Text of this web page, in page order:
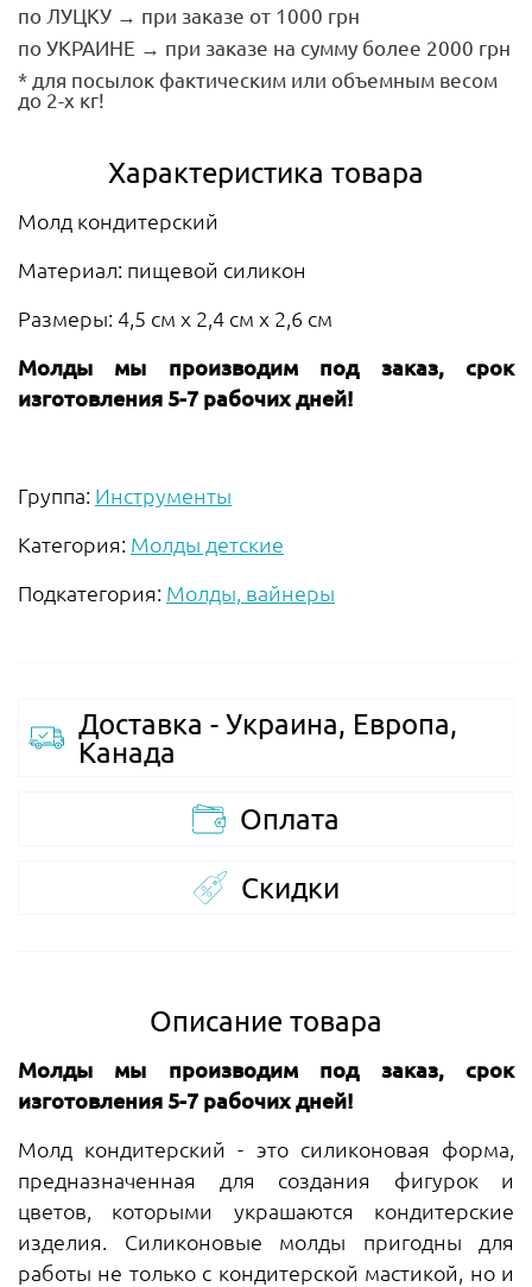
по ЛУЦКУ → при заказе от 1000 грн
по УКРАИНЕ → при заказе на сумму более 2000 грн
* для посылок фактическим или объемным весом
до 2-х кг!
Характеристика товара
Молд кондитерский
Материал: пищевой силикон
Размеры: 4,5 см х 2,4 см х 2,6 см
Молды мы производим под заказ, срок
изготовления 5-7 рабочих дней!
Группа: Инструменты
Категория: Молды детские
Подкатегория: Молды, вайнеры
Доставка - Украина, Европа,
Канада
Оплата
Скидки
Описание товара
Молды мы производим под заказ, срок
изготовления 5-7 рабочих дней!
Молд кондитерский - это силиконовая форма,
предназначенная для создания фигурок и
цветов, которыми украшаются кондитерские
изделия. Силиконовые молды пригодны для
работы не только с кондитерской мастикой, но и